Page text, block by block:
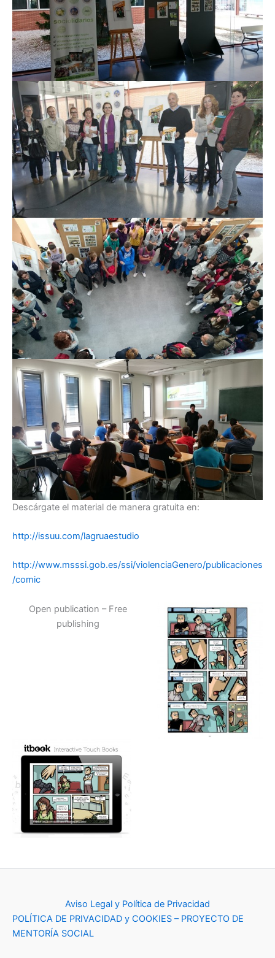
Descárgate el material de manera gratuita en:
http://issuu.com/lagruaestudio
http://www.msssi.gob.es/ssi/violenciaGenero/publicaciones
/comic
Open publication – Free
publishing
Aviso Legal y Política de Privacidad
POLÍTICA DE PRIVACIDAD y COOKIES – PROYECTO DE
MENTORÍA SOCIAL